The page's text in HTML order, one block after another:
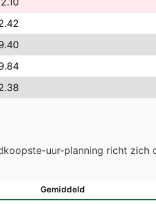
uur-planning richt zich
Gemiddeld